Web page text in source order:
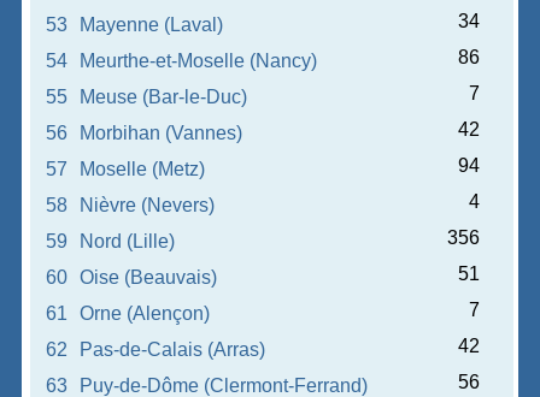
53
Mayenne (Laval)
34
54
Meurthe-et-Moselle (Nancy)
86
55
Meuse (Bar-le-Duc)
7
56
Morbihan (Vannes)
42
57
Moselle (Metz)
94
58
Nièvre (Nevers)
4
59
Nord (Lille)
356
60
Oise (Beauvais)
51
61
Orne (Alençon)
7
62
Pas-de-Calais (Arras)
42
63
Puy-de-Dôme (Clermont-Ferrand)
56